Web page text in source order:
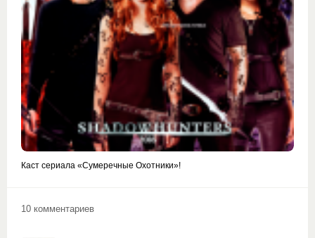
Каст сериала «Сумеречные Охотники»!
10 комментариев